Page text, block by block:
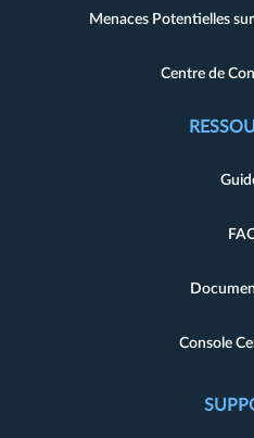
Menaces Potentielles
Centre de
Console